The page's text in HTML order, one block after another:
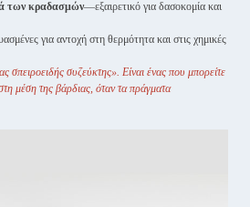
των κραδασμών—εξαιρετικό για δασοκομία και
για αντοχή στη θερμότητα και στις χημικές
σπειροειδής συζεύκτης». Είναι ένας που μπορείτε
μέση της βάρδιας, όταν τα πράγματα